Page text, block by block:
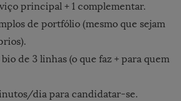
principal + 1 complementar.
de portfólio (mesmo que sejam
de 3 linhas (o que faz + para quem
dia para candidatar-se.